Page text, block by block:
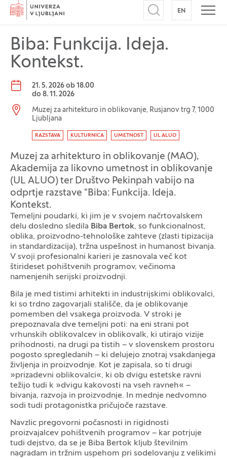
Domov
Odpri iskalnik
EN NA
Biba: Funkcija. Ideja.
Kontekst.
Datum dogodka:
21. 5. 2026 ob 18.00
do 8. 11. 2026
Lokacija dogodka:
Muzej za arhitekturo in oblikovanje, Rusjanov trg 7, 1000
Ljubljana
Oznaka dogodka
RAZSTAVA KULTURNICA UMETNOST UL ALUO
Muzej za arhitekturo in oblikovanje (MAO),
Akademija za likovno umetnost in oblikovanje
(UL ALUO) ter Društvo Pekinpah vabijo na
odprtje razstave “Biba: Funkcija. Ideja.
Kontekst.
Temeljni poudarki, ki jim je v svojem načrtovalskem
delu dosledno sledila Biba Bertok, so funkcionalnost,
oblika, proizvodno-tehnološke zahteve (zlasti tipizacija
in standardizacija), tržna uspešnost in humanost bivanja.
V svoji profesionalni karieri je zasnovala več kot
štirideset pohištvenih programov, večinoma
namenjenih serijski proizvodnji.
Bila je med tistimi arhitekti in industrijskimi oblikovalci,
ki so trdno zagovarjali stališče, da je oblikovanje
pomemben del vsakega proizvoda. V stroki je
prepoznavala dve temeljni poti: na eni strani pot
vrhunskih oblikovalcev in oblikovalk, ki utirajo vizije
prihodnosti, na drugi pa tistih – v slovenskem prostoru
pogosto spregledanih – ki delujejo znotraj vsakdanjega
življenja in proizvodnje. Kot je zapisala, so ti drugi
»prizadevni oblikovalci«, ki ob dvigu estetske ravni
težijo tudi k »dvigu kakovosti na vseh ravneh« –
bivanja, razvoja in proizvodnje. In mednje nedvomno
sodi tudi protagonistka pričujoče razstave.
Navzlic pregovorni počasnosti in rigidnosti
proizvajalcev pohištvenih programov – kar potrjuje
tudi dejstvo, da se je Biba Bertok kljub številnim
nagradam in tržnim uspehom pri sodelovanju z velikimi